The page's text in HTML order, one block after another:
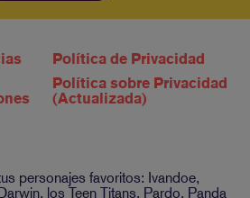
Política de Privacidad
Política sobre Privacidad
(Actualizada)
personajes favoritos: Ivandoe,
los Teen Titans, Pardo, Panda